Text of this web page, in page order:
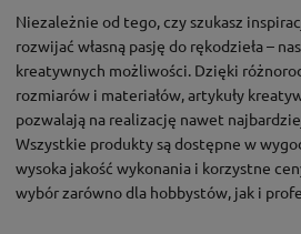
Niezależnie od tego, czy szukasz
rozwijać własną pasję do rękodzieła –
kreatywnych możliwości. Dzięki
rozmiarów i materiałów, artykuły
pozwalają na realizację nawet
Wszystkie produkty są dostępne w
wysoka jakość wykonania i korzystne
wybór zarówno dla hobbystów, jak i